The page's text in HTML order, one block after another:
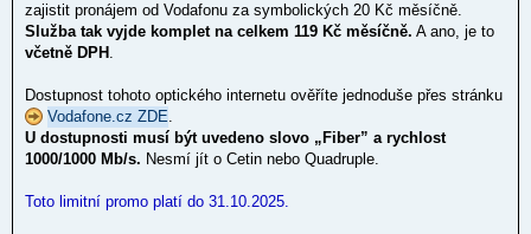
zajistit pronájem od Vodafonu za symbolických 20 Kč měsíčně.
Služba tak vyjde komplet na celkem 119 Kč měsíčně. A ano, je to
včetně DPH .
Dostupnost tohoto optického internetu ověříte jednoduše přes stránku
Vodafone.cz ZDE.
U dostupnosti musí být uvedeno slovo „Fiber” a rychlost
1000/1000 Mb/s. Nesmí jít o Cetin nebo Quadruple.
Toto limitní promo platí do 31.10.2025.